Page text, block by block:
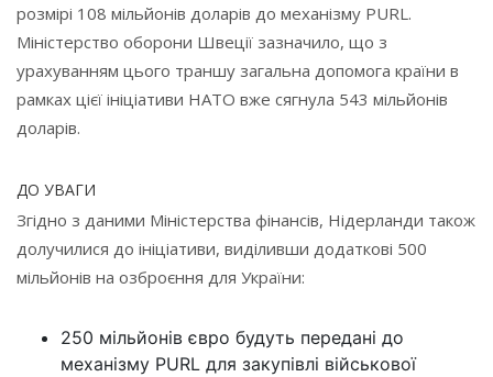
розмірі 108 мільйонів доларів до механізму PURL.
Міністерство оборони Швеції зазначило, що з
урахуванням цього траншу загальна допомога країни в
рамках цієї ініціативи НАТО вже сягнула 543 мільйонів
доларів.
ДО УВАГИ
Згідно з даними Міністерства фінансів, Нідерланди також
долучилися до ініціативи, виділивши додаткові 500
мільйонів на озброєння для України:
250 мільйонів євро будуть передані до
механізму PURL для закупівлі військової